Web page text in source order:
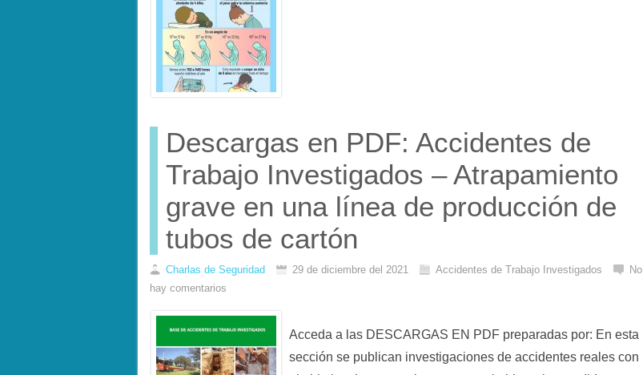
Descargas en PDF: Accidentes de
Trabajo Investigados – Atrapamiento
grave en una línea de producción de
tubos de cartón
Charlas de Seguridad 29 de diciembre del 2021 Accidentes de Trabajo Investigados
No
hay comentarios
Acceda a las DESCARGAS EN PDF preparadas por: En esta
sección se publican investigaciones de accidentes reales con